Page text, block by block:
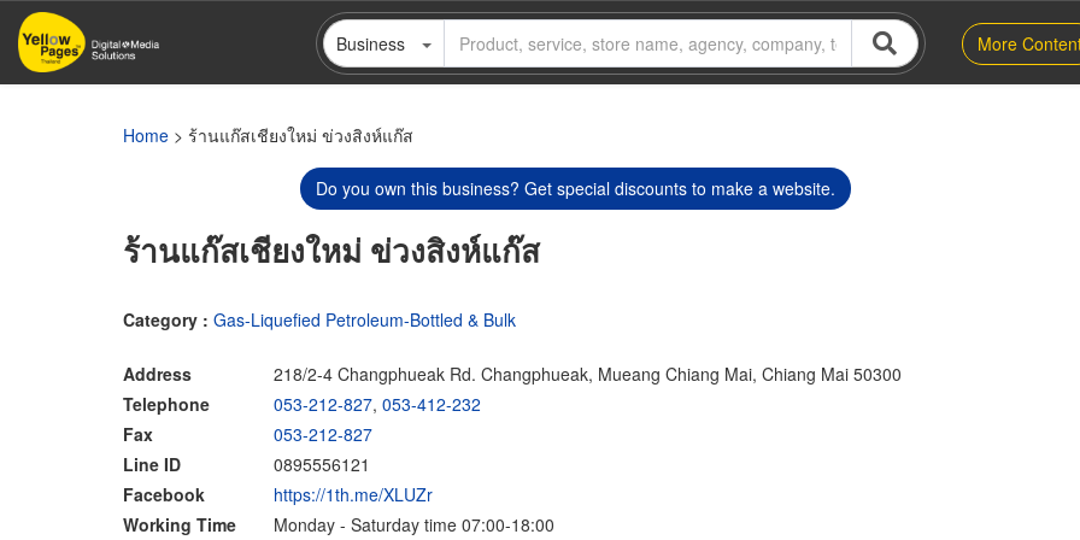
Skip
main
Business More
Home > ร้านแก๊สเชียงใหม่ ข่วงสิงห์แก๊ส
Do you own this business? Get special discounts to make a website.
ร้านแก๊สเชียงใหม่ ข่วงสิงห์แก๊ส
Category : Gas-Liquefied Petroleum-Bottled & Bulk
Address
218/2-4 Changphueak Rd. Changphueak, Mueang Chiang Mai, Chiang Mai 50300
Telephone
053-212-827, 053-412-232
Fax
053-212-827
Line ID
0895556121
Facebook
https://1th.me/XLUZr
Working Time
Monday - Saturday time 07:00-18:00